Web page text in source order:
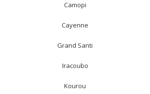
Camopi
Cayenne
Grand Santi
Iracoubo
Kourou